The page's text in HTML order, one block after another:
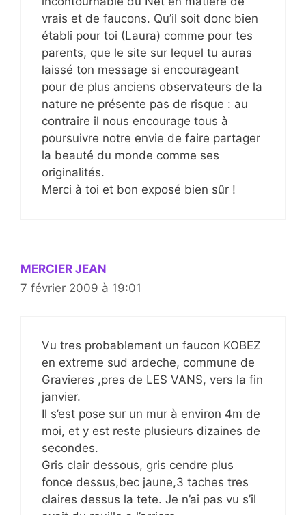
vrais et de faucons. Qu’il soit donc bien
établi pour toi (Laura) comme pour tes
parents, que le site sur lequel tu auras
laissé ton message si encourageant
pour de plus anciens observateurs de la
nature ne présente pas de risque : au
contraire il nous encourage tous à
poursuivre notre envie de faire partager
la beauté du monde comme ses
originalités.
Merci à toi et bon exposé bien sûr !
MERCIER JEAN
7 février 2009 à 19:01
Vu tres probablement un faucon KOBEZ
en extreme sud ardeche, commune de
Gravieres ,pres de LES VANS, vers la fin
janvier.
Il s’est pose sur un mur à environ 4m de
moi, et y est reste plusieurs dizaines de
secondes.
Gris clair dessous, gris cendre plus
fonce dessus,bec jaune,3 taches tres
claires dessus la tete. Je n’ai pas vu s’il